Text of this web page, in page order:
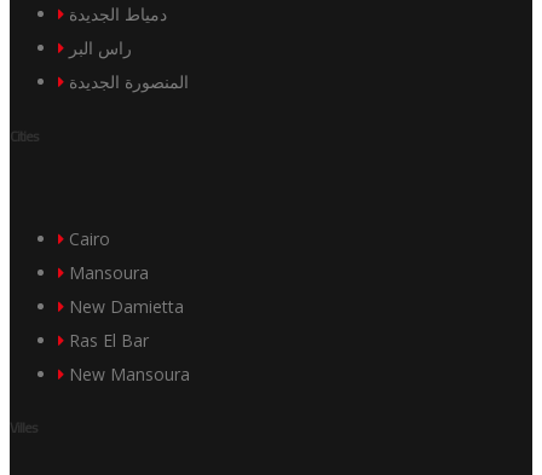
دمياط الجديدة
راس البر
المنصورة الجديدة
Cities
Cairo
Mansoura
New Damietta
Ras El Bar
New Mansoura
Villes